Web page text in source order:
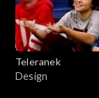
Teleranek
Design